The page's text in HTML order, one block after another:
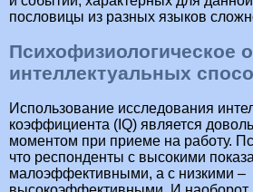
пословицы из разных языков
Психофизиологическое
интеллектуальных
Использование исследования
коэффициента (IQ) является
моментом при приеме на работу.
что респонденты с высокими
малоэффективными, а с низкими –